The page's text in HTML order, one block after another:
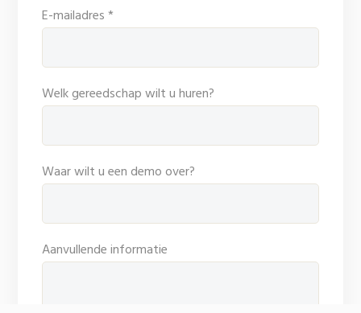
E-mailadres *
Welk gereedschap wilt u huren?
Waar wilt u een demo over?
Aanvullende informatie